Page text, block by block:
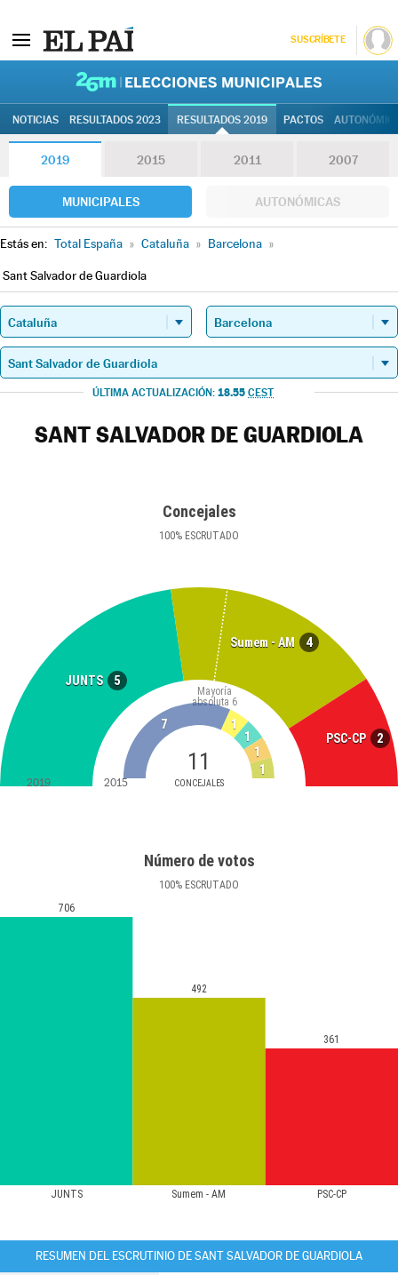
SUSCRÍBETE
NOTICIAS RESULTADOS 2023 RESULTADOS 2019 PACTOS
2019 2015 2011 2007
MUNICIPALES AUTONÓMICAS
Estás en: Total España » Cataluña » Barcelona »
Sant Salvador de Guardiola
ÚLTIMA ACTUALIZACIÓN: 18.55 CEST
SANT SALVADOR DE GUARDIOLA
Concejales
100% ESCRUTADO
JUNTS 5
Sumem - AM 4
PSC-CP 2
11
CONCEJALES
Mayoría
absoluta 6
7
1
1
1
1
2019 2015
Número de votos
100% ESCRUTADO
JUNTS Sumem - AM PSC-CP
706
492
361
RESUMEN DEL ESCRUTINIO DE SANT SALVADOR DE GUARDIOLA